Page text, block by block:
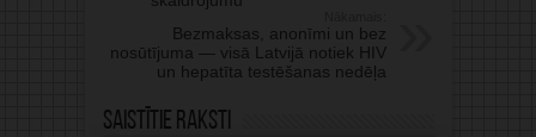
Bezmaksas, anonīmi un bez
nosūtījuma — visā Latvijā notiek HIV
un hepatīta testēšanas nedēļa
Saistītie raksti